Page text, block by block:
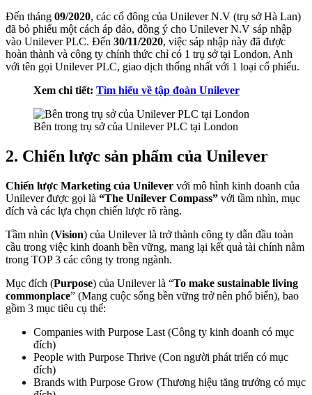
Đến tháng 09/2020, các cổ đông của Unilever N.V (trụ sở Hà Lan)
đã bỏ phiếu một cách áp đảo, đồng ý cho Unilever N.V sáp nhập
vào Unilever PLC. Đến 30/11/2020, việc sáp nhập này đã được
hoàn thành và công ty chính thức chỉ có 1 trụ sở tại London, Anh
với tên gọi Unilever PLC, giao dịch thống nhất với 1 loại cổ phiếu.
Xem chi tiết: Tìm hiểu về tập đoàn Unilever
Bên trong trụ sở của Unilever PLC tại London
2. Chiến lược sản phẩm của Unilever
Chiến lược Marketing của Unilever với mô hình kinh doanh của
Unilever được gọi là “The Unilever Compass” với tầm nhìn, mục
đích và các lựa chọn chiến lược rõ ràng.
Tầm nhìn (Vision) của Unilever là trở thành công ty dẫn đầu toàn
cầu trong việc kinh doanh bền vững, mang lại kết quả tài chính nằm
trong TOP 3 các công ty trong ngành.
Mục đích (Purpose) của Unilever là “To make sustainable living
commonplace” (Mang cuộc sống bền vững trở nên phổ biến), bao
gồm 3 mục tiêu cụ thể:
Companies with Purpose Last (Công ty kinh doanh có mục
đích)
People with Purpose Thrive (Con người phát triển có mục
đích)
Brands with Purpose Grow (Thương hiệu tăng trưởng có mục